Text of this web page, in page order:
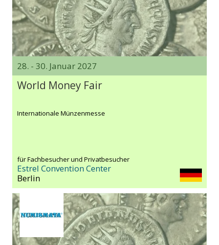
28. - 30. Januar 2027
World Money Fair
Internationale Münzenmesse
für Fachbesucher und Privatbesucher
Estrel Convention Center
Berlin